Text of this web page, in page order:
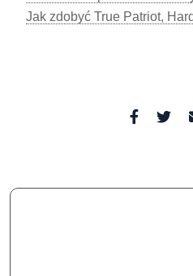
Jak zdobyć True Patriot,